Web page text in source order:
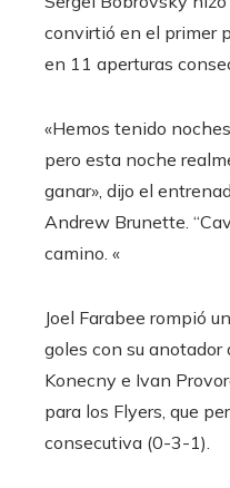
convirtió en el primer
en 11 aperturas
«Hemos tenido
pero esta noche
ganar», dijo el
Andrew Brunette.
camino. «
Joel Farabee rompió
goles con su anotador
Konecny ​​e Ivan
para los Flyers, que
consecutiva (0-3-1).